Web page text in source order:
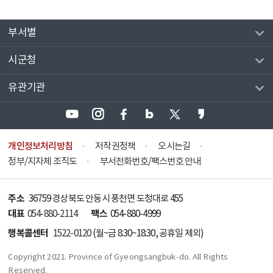
부서별
시군청
유관기관
개인정보처리방침 저작권정책
오시는길
정부/지자체 조직도
부서전화번호/팩스번호 안내
주소 36759 경상북도 안동시 풍천면 도청대로 455
대표 054-880-2114 팩스 054-880-4999
행복콜센터 1522-0120(월~금 8:30~18:30, 공휴일 제외)
Copyright 2021. Province of Gyeongsangbuk-do. All Rights
Reserved.